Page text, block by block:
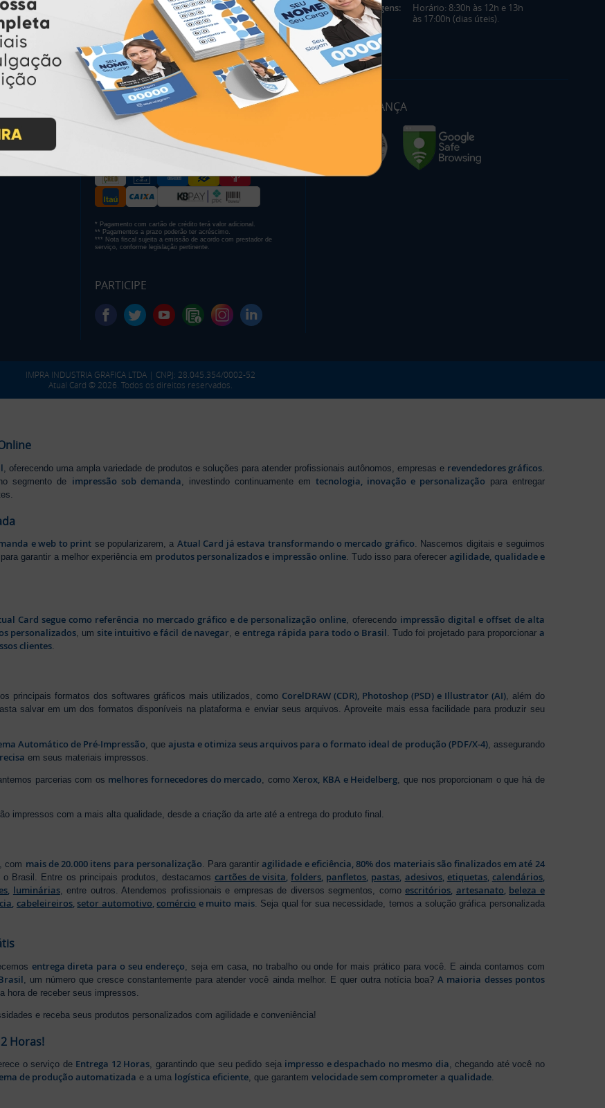
Mensagens:
Horário: 8:30h às 12h e 13h
às 17:00h (dias úteis).
PAGUE COM
* Pagamento com cartão de crédito terá valor adicional.
** Pagamentos a prazo poderão ter acréscimo.
*** Nota fiscal sujeita a emissão de acordo com prestador de
serviço, conforme legislação pertinente.
PARTICIPE
SEGURANÇA
IMPRA INDUSTRIA GRAFICA LTDA | CNPJ: 28.045.354/0002-52
Atual Card © 2026. Todos os direitos reservados.
, oferecendo uma ampla variedade de produtos e soluções para atender profissionais autônomos, empresas e revendedores gráficos.
segmento de impressão sob demanda , investindo continuamente em tecnologia, inovação e personalização para entregar
e web to print se popularizarem, a Atual Card já estava transformando o mercado gráfico. Nascemos digitais e seguimos
para garantir a melhor experiência em produtos personalizados e impressão online. Tudo isso para ofereceragilidade, qualidade e
Card segue como referência no mercado gráfico e de personalização online, oferecendo impressão digital e offset de alta
personalizados, um site intuitivo e fácil de navegar, e entrega rápida para todo o Brasil. Tudo foi projetado para proporcionar a
clientes.
principais formatos dos softwares gráficos mais utilizados, como CorelDRAW (CDR), Photoshop (PSD) e Illustrator (AI), além do
salvar em um dos formatos disponíveis na plataforma e enviar seus arquivos. Aproveite mais essa facilidade para produzir seu
Automático de Pré-Impressão , queajusta e otimiza seus arquivos para o formato ideal de produção (PDF/X-4), assegurando
em seus materiais impressos.
parcerias com os melhores fornecedores do mercado , comoXerox, KBA e Heidelberg , que nos proporcionam o que há de
impressos com a mais alta qualidade, desde a criação da arte até a entrega do produto final.
com mais de 20.000 itens para personalização. Para garantiragilidade e eficiência, 80% dos materiais são finalizados em até 24
o Brasil. Entre os principais produtos, destacamos cartões de visita,folders, panfletos, pastas, adesivos, etiquetas, calendários,
, luminárias, entre outros. Atendemos profissionais e empresas de diversos segmentos, comoescritórios, artesanato, beleza e
, cabeleireiros, setor automotivo,comércio e muito mais. Seja qual for sua necessidade, temos a solução gráfica personalizada
entrega direta para o seu endereço , seja em casa, no trabalho ou onde for mais prático para você. E ainda contamos com
, um número que cresce constantemente para atender você ainda melhor. E quer outra notícia boa?A maioria desses pontos
hora de receber seus impressos.
e receba seus produtos personalizados com agilidade e conveniência!
Horas!
o serviço de Entrega 12 Horas, garantindo que seu pedido seja impresso e despachado no mesmo dia, chegando até você no
de produção automatizada e a uma logística eficiente, que garantemvelocidade sem comprometer a qualidade.